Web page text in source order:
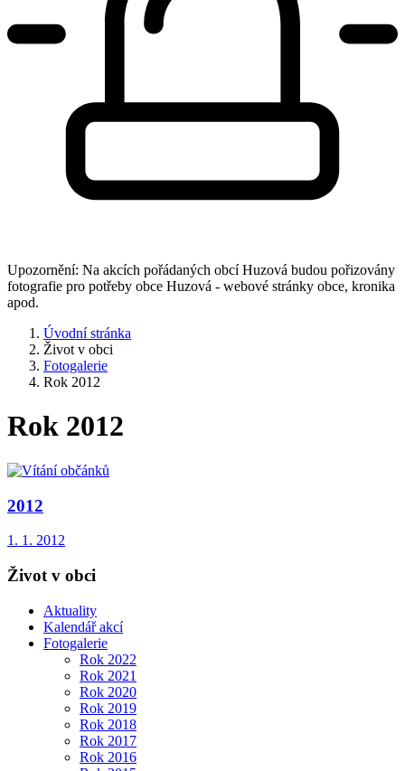
Upozornění: Na akcích pořádaných obcí Huzová budou pořizovány
fotografie pro potřeby obce Huzová - webové stránky obce, kronika
apod.
Úvodní stránka
Život v obci
Fotogalerie
Rok 2012
Rok 2012
2012
1. 1. 2012
Život v obci
Aktuality
Kalendář akcí
Fotogalerie
Rok 2022
Rok 2021
Rok 2020
Rok 2019
Rok 2018
Rok 2017
Rok 2016